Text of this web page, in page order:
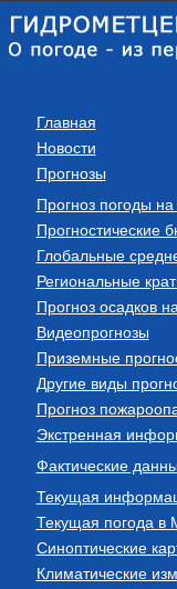
Главная
Новости
Прогнозы
Прогноз погоды
Прогностические
Глобальные
Региональные
Прогноз осадков
Видеопрогнозы
Приземные
Другие виды
Прогноз
Экстренная
Фактические
Текущая
Текущая погода в
Синоптические
Климатические